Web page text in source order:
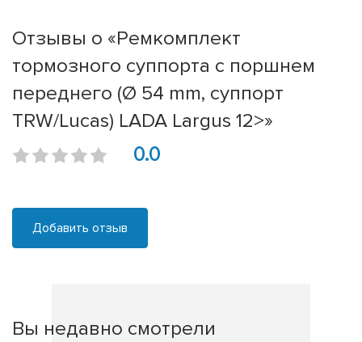
Отзывы о «Ремкомплект
тормозного суппорта с поршнем
переднего (Ø 54 mm, суппорт
TRW/Lucas) LADA Largus 12>»
0.0
Добавить отзыв
Вы недавно смотрели